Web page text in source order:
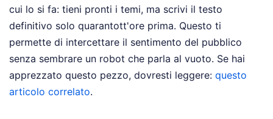
cui lo si fa: tieni pronti i temi, ma scrivi il testo
definitivo solo quarantott'ore prima. Questo ti
permette di intercettare il sentimento del pubblico
senza sembrare un robot che parla al vuoto. Se hai
apprezzato questo pezzo, dovresti leggere: questo
articolo correlato.